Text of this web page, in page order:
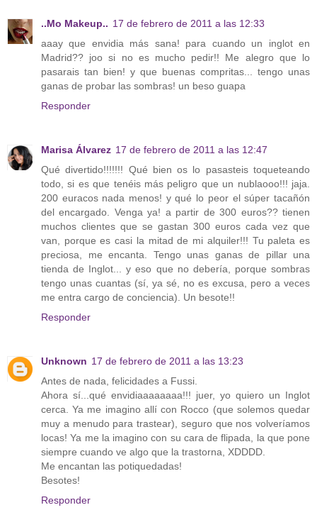
..Mo Makeup.. 17 de febrero de 2011 a las 12:33
aaay que envidia más sana! para cuando un inglot en
Madrid?? joo si no es mucho pedir!! Me alegro que lo
pasarais tan bien! y que buenas compritas... tengo unas
ganas de probar las sombras! un beso guapa
Responder
Marisa Álvarez 17 de febrero de 2011 a las 12:47
Qué divertido!!!!!!! Qué bien os lo pasasteis toqueteando
todo, si es que tenéis más peligro que un nublaooo!!! jaja.
200 euracos nada menos! y qué lo peor el súper tacañón
del encargado. Venga ya! a partir de 300 euros?? tienen
muchos clientes que se gastan 300 euros cada vez que
van, porque es casi la mitad de mi alquiler!!! Tu paleta es
preciosa, me encanta. Tengo unas ganas de pillar una
tienda de Inglot... y eso que no debería, porque sombras
tengo unas cuantas (sí, ya sé, no es excusa, pero a veces
me entra cargo de conciencia). Un besote!!
Responder
Unknown 17 de febrero de 2011 a las 13:23
Antes de nada, felicidades a Fussi.
Ahora sí...qué envidiaaaaaaaa!!! juer, yo quiero un Inglot
cerca. Ya me imagino allí con Rocco (que solemos quedar
muy a menudo para trastear), seguro que nos volveríamos
locas! Ya me la imagino con su cara de flipada, la que pone
siempre cuando ve algo que la trastorna, XDDDD.
Me encantan las potiquedadas!
Besotes!
Responder